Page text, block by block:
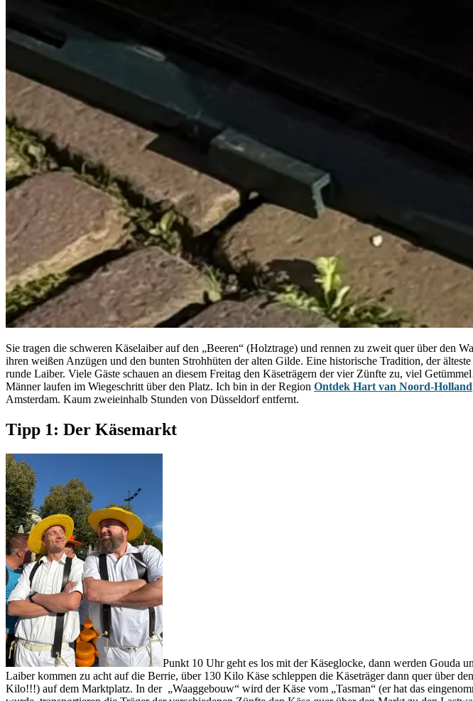
Sie tragen die schweren Käselaiber auf den „Beeren“ (Holztrage) und rennen zu zweit quer über den
ihren weißen Anzügen und den bunten Strohhüten der alten Gilde. Eine historische Tradition, der
runde Laiber. Viele Gäste schauen an diesem Freitag den Käseträgern der vier Zünfte zu, viel
Männer laufen im Wiegeschritt über den Platz. Ich bin in der Region Ontdek Hart van Noord-Holland
Amsterdam. Kaum zweieinhalb Stunden von Düsseldorf entfernt.
Tipp 1: Der Käsemarkt
Punkt 10 Uhr geht es los mit der Käseglocke, dann werden Gouda
Laiber kommen zu acht auf die Berrie, über 130 Kilo Käse schleppen die Käseträger dann quer über
Kilo!!!) auf dem Marktplatz. In der „Waaggebouw“ wird der Käse vom „Tasman“ (er hat das